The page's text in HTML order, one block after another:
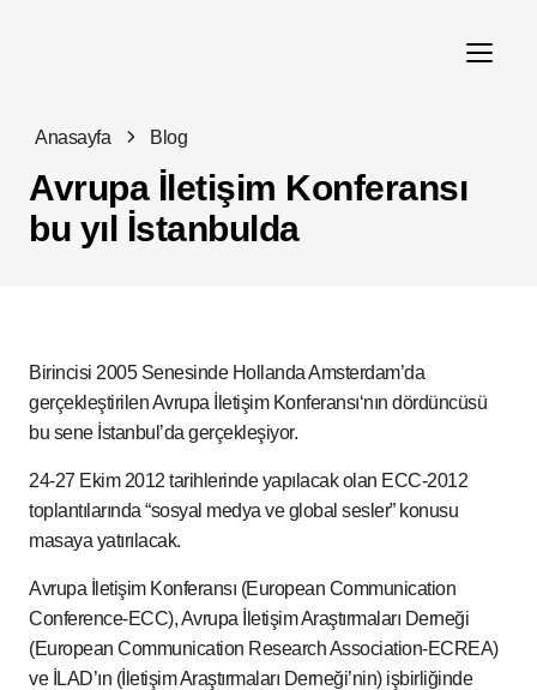
Anasayfa Blog
Avrupa İletişim Konferansı
bu yıl İstanbulda
Birincisi 2005 Senesinde Hollanda Amsterdam’da
gerçekleştirilen Avrupa İletişim Konferansı‘nın dördüncüsü
bu sene İstanbul’da gerçekleşiyor.
24-27 Ekim 2012 tarihlerinde yapılacak olan ECC-2012
toplantılarında “sosyal medya ve global sesler” konusu
masaya yatırılacak.
Avrupa İletişim Konferansı (European Communication
Conference-ECC), Avrupa İletişim Araştırmaları Derneği
(European Communication Research Association-ECREA)
ve İLAD’ın (İletişim Araştırmaları Derneği’nin) işbirliğinde